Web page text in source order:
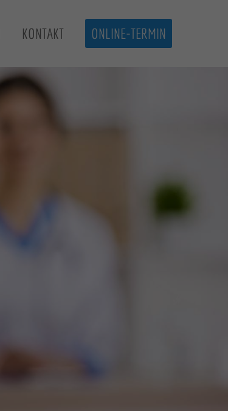
KONTAKT ONLINE-TERMIN